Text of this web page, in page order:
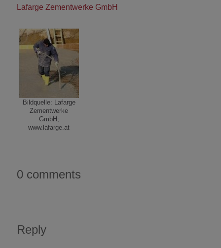
Lafarge Zementwerke GmbH
Bildquelle: Lafarge
Zementwerke
GmbH;
www.lafarge.at
0 comments
Reply